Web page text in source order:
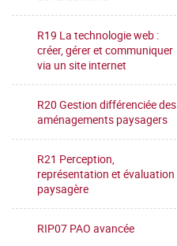
R19 La technologie web :
créer, gérer et communiquer
via un site internet
R20 Gestion différenciée des
aménagements paysagers
R21 Perception,
représentation et évaluation
paysagère
RIP07 PAO avancée